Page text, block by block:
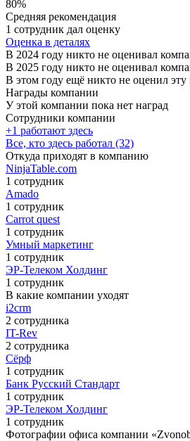
80%
Средняя рекомендация
1 сотрудник дал оценку
Оценка в деталях
В 2024 году никто не оценивал
В 2025 году никто не оценивал
В этом году ещё никто не оценил
Награды компании
У этой компании пока нет наград
Сотрудники компании
+1 работают здесь
Все, кто здесь работал (32)
Откуда приходят в компанию
NinjaTable.com
1 сотрудник
Amado
1 сотрудник
Carrot quest
1 сотрудник
Умный маркетинг
1 сотрудник
ЭР-Телеком Холдинг
1 сотрудник
В какие компании уходят
i2crm
2 сотрудника
IT-Rev
2 сотрудника
Сёрф
1 сотрудник
Банк Русский Стандарт
1 сотрудник
ЭР-Телеком Холдинг
1 сотрудник
Фотографии офиса компании